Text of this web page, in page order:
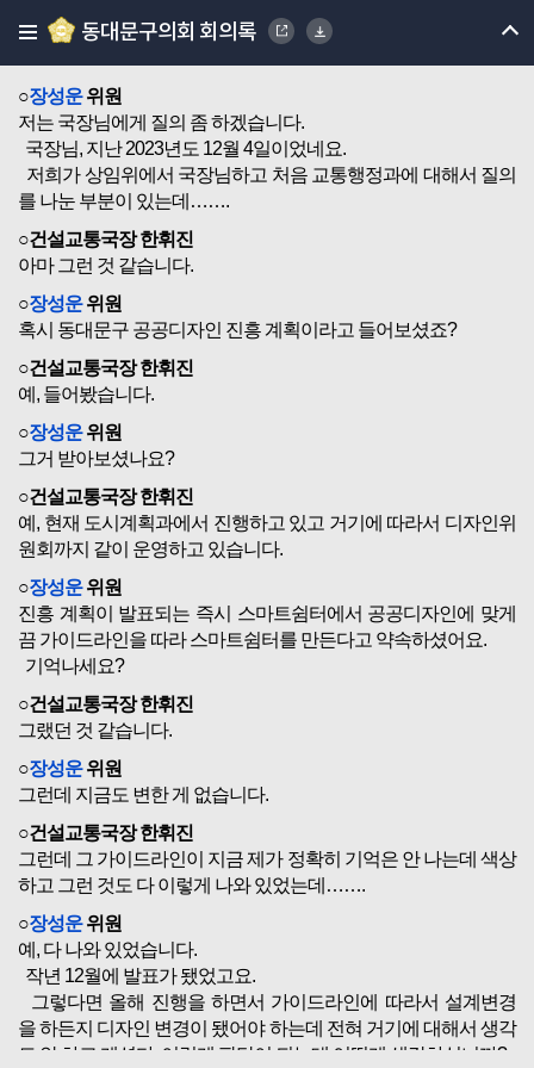
동대문구의회 회의록
○위원장대리박남규
○장성운위원
저는 국장님에게 질의 좀 하겠습니다.
국장님, 지난 2023년도 12월 4일이었네요.
저희가 상임위에서 국장님하고 처음 교통행정과에 대해서 질의
를 나눈 부분이 있는데…….
○건설교통국장 한휘진
아마 그런 것 같습니다.
○장성운위원
혹시 동대문구 공공디자인 진흥 계획이라고 들어보셨죠?
○건설교통국장 한휘진
예, 들어봤습니다.
○장성운위원
그거 받아보셨나요?
○건설교통국장 한휘진
예, 현재 도시계획과에서 진행하고 있고 거기에 따라서 디자인위
원회까지 같이 운영하고 있습니다.
○장성운위원
진흥 계획이 발표되는 즉시 스마트쉼터에서 공공디자인에 맞게
끔 가이드라인을 따라 스마트쉼터를 만든다고 약속하셨어요.
기억나세요?
○건설교통국장 한휘진
그랬던 것 같습니다.
○장성운위원
그런데 지금도 변한 게 없습니다.
○건설교통국장 한휘진
그런데 그 가이드라인이 지금 제가 정확히 기억은 안 나는데 색상
하고 그런 것도 다 이렇게 나와 있었는데…….
○장성운위원
예, 다 나와 있었습니다.
작년 12월에 발표가 됐었고요.
그렇다면 올해 진행을 하면서 가이드라인에 따라서 설계변경
을 하든지 디자인 변경이 됐어야 하는데 전혀 거기에 대해서 생각
도 안 하고 계셨다, 이렇게 판단이 되는데 어떻게 생각하십니까?